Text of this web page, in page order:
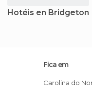
Hotéis en Bridgeton
Fica em
Carolina do